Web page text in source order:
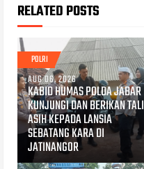
RELATED POSTS
POLRI
AUG 06, 2026
KABID HUMAS POLDA JABAR
KUNJUNGI DAN BERIKAN TALI
ASIH KEPADA LANSIA
SEBATANG KARA DI
JATINANGOR